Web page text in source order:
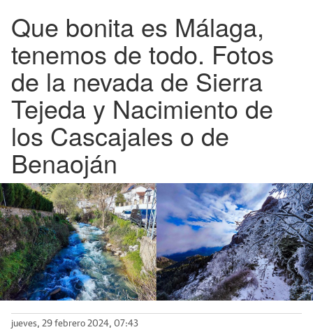
Que bonita es Málaga,
tenemos de todo. Fotos
de la nevada de Sierra
Tejeda y Nacimiento de
los Cascajales o de
Benaoján
jueves, 29 febrero 2024, 07:43